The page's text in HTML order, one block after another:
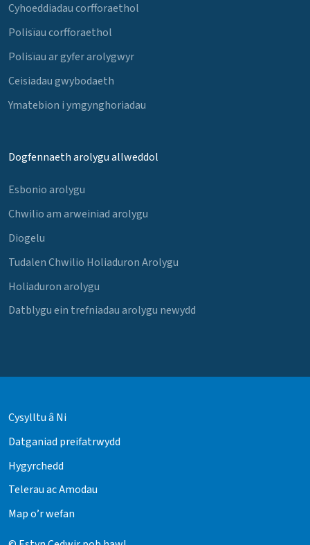
Cyhoeddiadau corfforaethol
Polisïau corfforaethol
Polisïau ar gyfer arolygwyr
Ceisiadau gwybodaeth
Ymatebion i ymgynghoriadau
Dogfennaeth arolygu allweddol
Esbonio arolygu
Chwilio am arweiniad arolygu
Diogelu
Tudalen Chwilio Holiaduron Arolygu
Holiaduron arolygu
Datblygu ein trefniadau arolygu newydd
Cysylltu â Ni
Datganiad preifatrwydd
Hygyrchedd
Telerau ac Amodau
Map o’r wefan